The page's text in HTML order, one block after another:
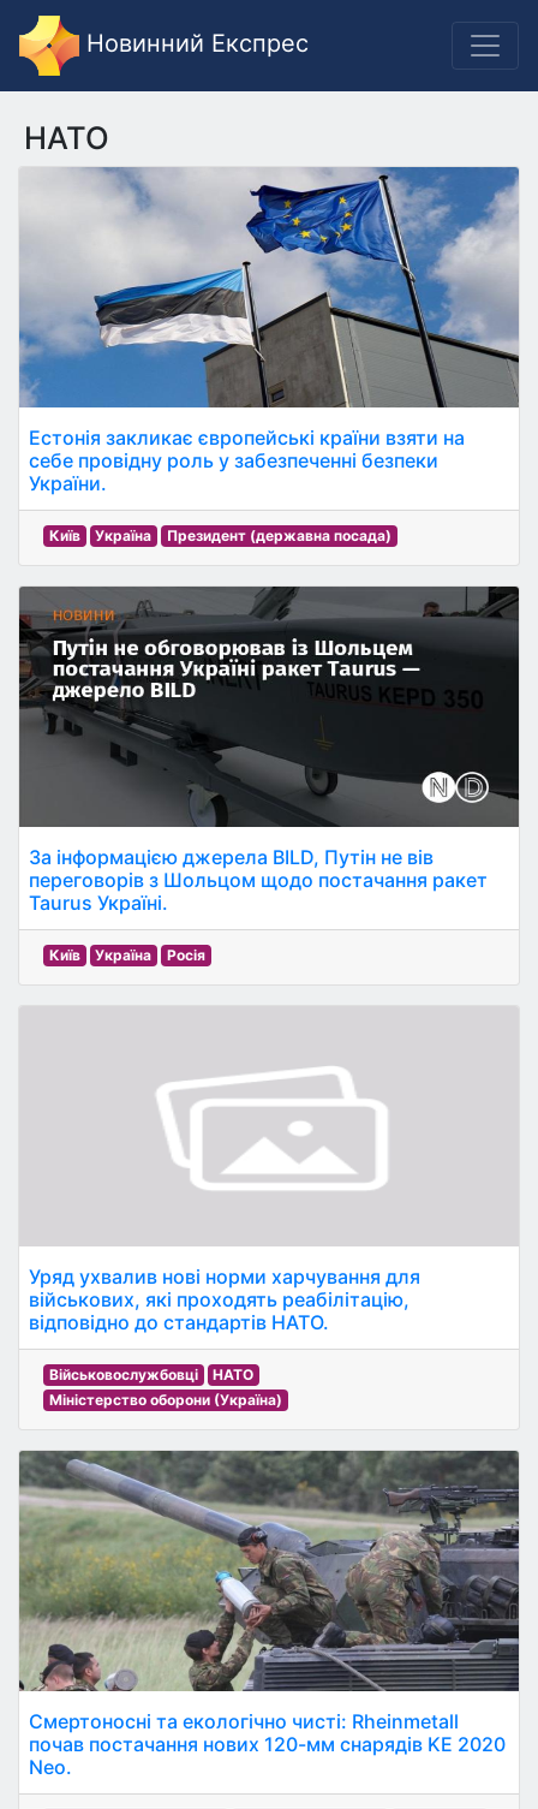
Новинний Експрес
НАТО
Естонія закликає європейські країни взяти на
себе провідну роль у забезпеченні безпеки
України.
Київ Україна Президент (державна посада)
За інформацією джерела BILD, Путін не вів
переговорів з Шольцом щодо постачання ракет
Taurus Україні.
Київ Україна Росія
Уряд ухвалив нові норми харчування для
військових, які проходять реабілітацію,
відповідно до стандартів НАТО.
Військовослужбовці
НАТО
Міністерство оборони (Україна)
Смертоносні та екологічно чисті: Rheinmetall
почав постачання нових 120-мм снарядів KE 2020
Neo.